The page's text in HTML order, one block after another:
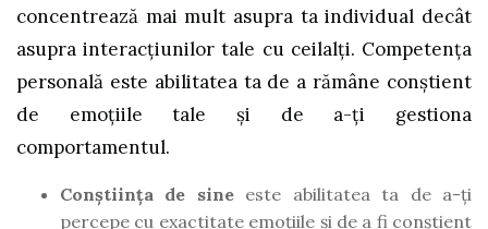
concentrează mai mult asupra ta individual decât
asupra interacțiunilor tale cu ceilalți. Competența
personală este abilitatea ta de a rămâne conștient
de emoțiile tale și de a-ți gestiona
comportamentul.
Conștiința de sineeste abilitatea ta de a-ți
percepe cu exactitate emoțiile și de a fi conștient